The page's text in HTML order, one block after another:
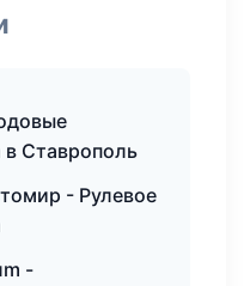
Ставрополь
- Рулевое
-